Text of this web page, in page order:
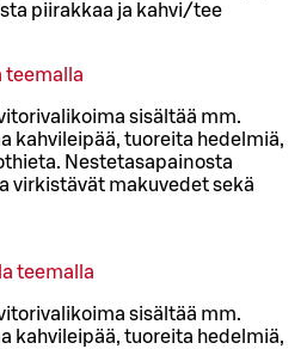
piirakkaa ja kahvi/tee
teemalla
sisältää mm.
kahvileipää, tuoreita hedelmiä,
Nestetasapainosta
virkistävät makuvedet sekä
teemalla
sisältää mm.
kahvileipää, tuoreita hedelmiä,